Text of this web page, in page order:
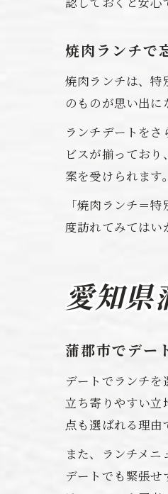
焼肉ランチで
焼肉ランチは、特
のものが思い出に
ランチデートを
ビスが揃ってお
案を受けられます。
「焼肉ランチ＝
度訪れてみてはい
愛知県
蒲郡市でデー
デートでランチ
立ち寄りやすい
点も選ばれる理由
また、ランチメ
デートでも緊張